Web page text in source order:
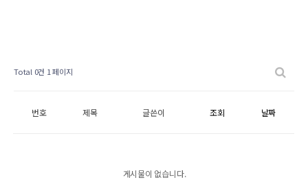
Total 0건 1 페이지
번호 제목 글쓴이 조회 날짜
게시물이 없습니다.